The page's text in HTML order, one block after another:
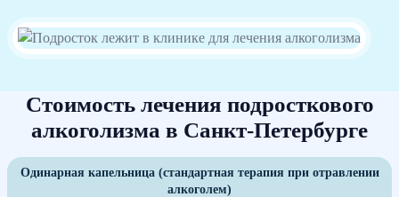
Стоимость лечения подросткового
алкоголизма в Санкт-Петербурге
Одинарная капельница (стандартная терапия при отравлении
алкоголем)